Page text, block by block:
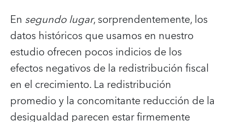
En segundo lugar, sorprendentemente, los
datos históricos que usamos en nuestro
estudio ofrecen pocos indicios de los
efectos negativos de la redistribución fiscal
en el crecimiento. La redistribución
promedio y la concomitante reducción de la
desigualdad parecen estar firmemente